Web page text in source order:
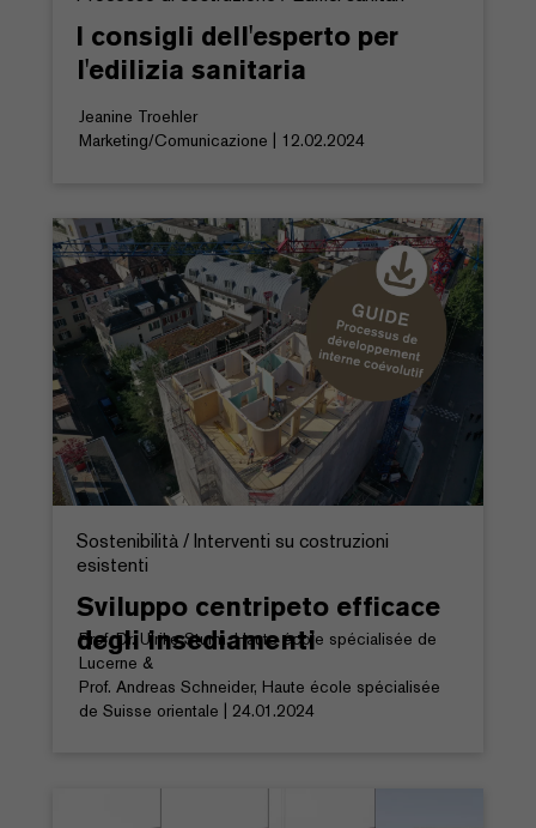
I consigli dell'esperto per
l'edilizia sanitaria
Jeanine Troehler
Marketing/Comunicazione | 12.02.2024
Sostenibilità / Interventi su costruzioni
esistenti
Sviluppo centripeto efficace
degli insediamenti
Prof. Dr. Ulrike Sturm, Haute école spécialisée de
Lucerne &
Prof. Andreas Schneider, Haute école spécialisée
de Suisse orientale | 24.01.2024